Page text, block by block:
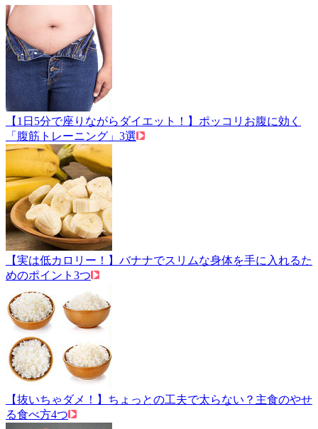
【1日5分で座りながらダイエット！】ポッコリお腹に効く
「腹筋トレーニング」3選
【実は低カロリー！】バナナでスリムな身体を手に入れるた
めのポイント3つ
【抜いちゃダメ！】ちょっとの工夫で太らない？主食のやせ
る食べ方4つ